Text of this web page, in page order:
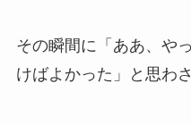
その瞬間に「ああ、や
けばよかった」と思わ